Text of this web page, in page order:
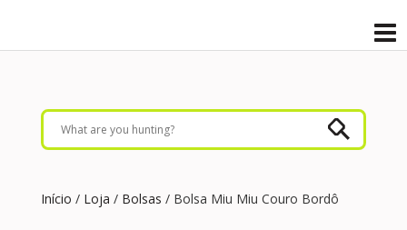
Início / Loja / Bolsas / Bolsa Miu Miu Couro Bordô